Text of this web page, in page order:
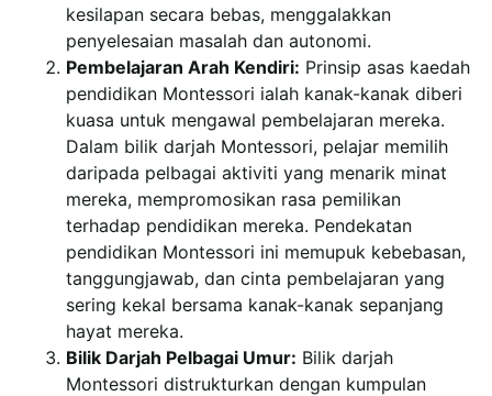
kesilapan secara bebas, menggalakkan
penyelesaian masalah dan autonomi.
Pembelajaran Arah Kendiri: Prinsip asas kaedah
pendidikan Montessori ialah kanak-kanak diberi
kuasa untuk mengawal pembelajaran mereka.
Dalam bilik darjah Montessori, pelajar memilih
daripada pelbagai aktiviti yang menarik minat
mereka, mempromosikan rasa pemilikan
terhadap pendidikan mereka. Pendekatan
pendidikan Montessori ini memupuk kebebasan,
tanggungjawab, dan cinta pembelajaran yang
sering kekal bersama kanak-kanak sepanjang
hayat mereka.
Bilik Darjah Pelbagai Umur: Bilik darjah
Montessori distrukturkan dengan kumpulan